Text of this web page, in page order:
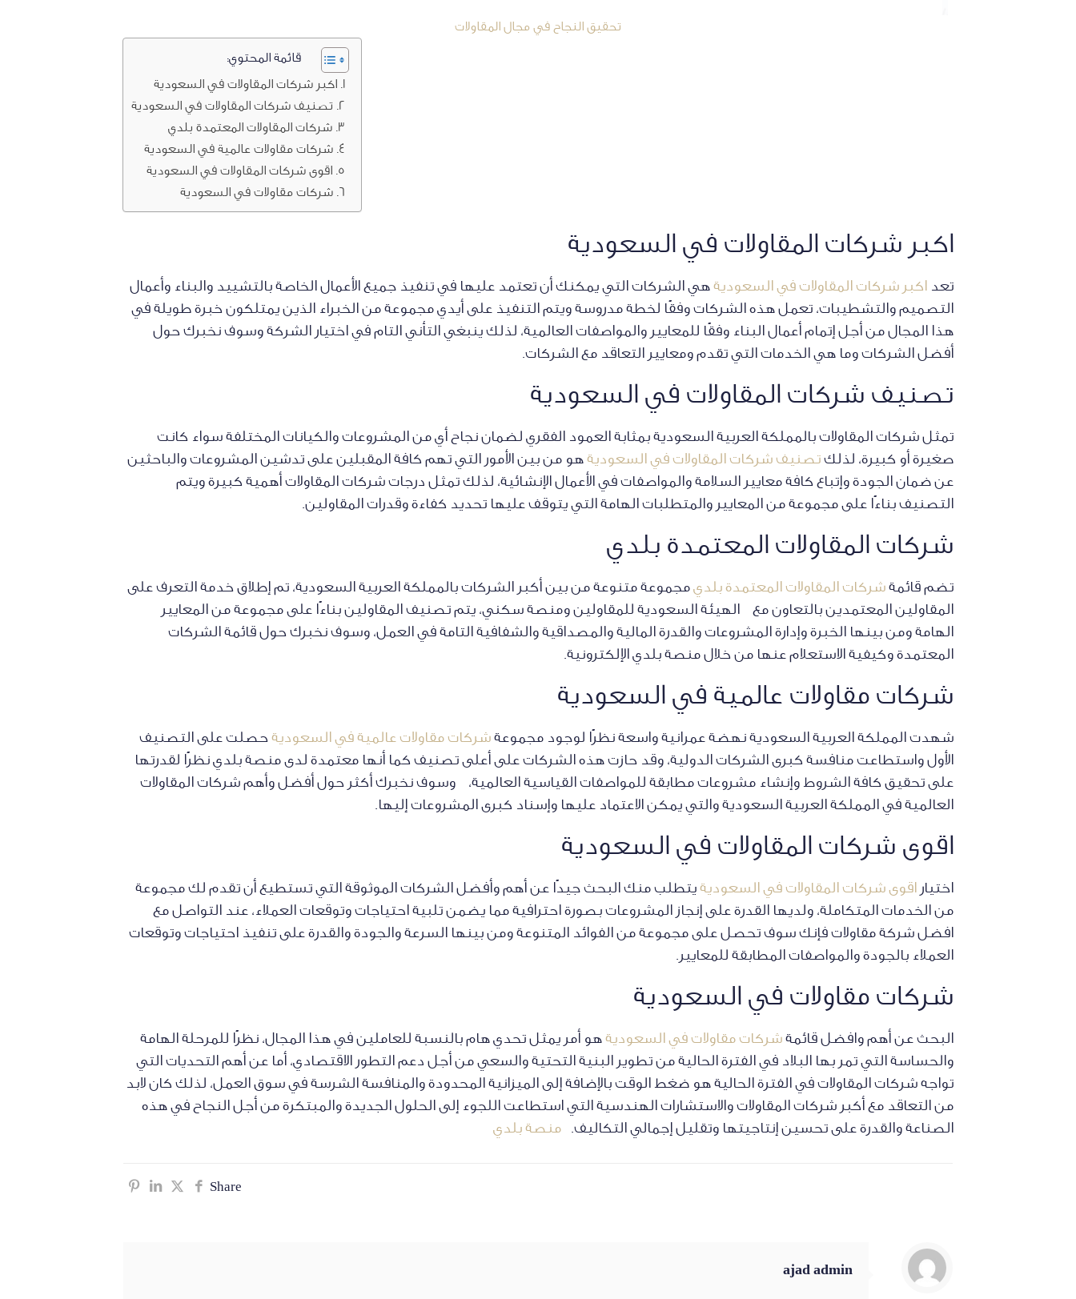
تحقيق النجاح في مجال المقاولات
قائمة المحتوي:
اكبر شركات المقاولات في السعودية
تصنيف شركات المقاولات في السعودية
شركات المقاولات المعتمدة بلدي
شركات مقاولات عالمية في السعودية
اقوى شركات المقاولات في السعودية
شركات مقاولات في السعودية
اكبر شركات المقاولات في السعودية
تعد اكبر شركات المقاولات في السعوديةهي الشركات التي يمكنك أن تعتمد عليها في تنفيذ جميع الأعمال الخاصة بالتشييد والبناء وأعمال
التصميم والتشطيبات، تعمل هذه الشركات وفقًا لخطة مدروسة ويتم التنفيذ على أيدي مجموعة من الخبراء الذين يمتلكون خبرة طويلة في
هذا المجال من أجل إتمام أعمال البناء وفقًا للمعايير والمواصفات العالمية، لذلك ينبغي التأني التام في اختيار الشركة وسوف نخبرك حول
أفضل الشركات وما هي الخدمات التي تقدم ومعايير التعاقد مع الشركات.
تصنيف شركات المقاولات في السعودية
تمثل شركات المقاولات بالمملكة العربية السعودية بمثابة العمود الفقري لضمان نجاح أي من المشروعات والكيانات المختلفة سواء كانت
صغيرة أو كبيرة، لذلكتصنيف شركات المقاولات في السعوديةهو من بين الأمور التي تهم كافة المقبلين على تدشين المشروعات والباحثين
عن ضمان الجودة وإتباع كافة معايير السلامة والمواصفات في الأعمال الإنشائية، لذلك تمثل درجات شركات المقاولات أهمية كبيرة ويتم
التصنيف بناءًا على مجموعة من المعايير والمتطلبات الهامة التي يتوقف عليها تحديد كفاءة وقدرات المقاولين.
شركات المقاولات المعتمدة بلدي
تضم قائمةشركات المقاولات المعتمدة بلديمجموعة متنوعة من بين أكبر الشركات بالمملكة العربية السعودية، تم إطلاق خدمة التعرف على
المقاولين المعتمدين بالتعاون مع الهيئة السعودية للمقاولين ومنصة سكني، يتم تصنيف المقاولين بناءًا على مجموعة من المعايير
الهامة ومن بينها الخبرة وإدارة المشروعات والقدرة المالية والمصداقية والشفافية التامة في العمل، وسوف نخبرك حول قائمة الشركات
المعتمدة وكيفية الاستعلام عنها من خلال منصة بلدي الإلكترونية.
شركات مقاولات عالمية في السعودية
شهدت المملكة العربية السعودية نهضة عمرانية واسعة نظرًا لوجود مجموعةشركات مقاولات عالمية في السعوديةحصلت على التصنيف
الأول واستطاعت منافسة كبرى الشركات الدولية، وقد حازت هذه الشركات على أعلى تصنيف كما أنها معتمدة لدى منصة بلدي نظرًا لقدرتها
على تحقيق كافة الشروط وإنشاء مشروعات مطابقة للمواصفات القياسية العالمية، وسوف نخبرك أكثر حول أفضل وأهم شركات المقاولات
العالمية في المملكة العربية السعودية والتي يمكن الاعتماد عليها وإسناد كبرى المشروعات إليها.
اقوى شركات المقاولات في السعودية
اختيار اقوى شركات المقاولات في السعوديةيتطلب منك البحث جيدًا عن أهم وأفضل الشركات الموثوقة التي تستطيع أن تقدم لك مجموعة
من الخدمات المتكاملة، ولديها القدرة على إنجاز المشروعات بصورة احترافية مما يضمن تلبية احتياجات وتوقعات العملاء، عند التواصل مع
افضل شركة مقاولات فإنك سوف تحصل على مجموعة من الفوائد المتنوعة ومن بينها السرعة والجودة والقدرة على تنفيذ احتياجات وتوقعات
العملاء بالجودة والمواصفات المطابقة للمعايير.
شركات مقاولات في السعودية
البحث عن أهم وافضل قائمةشركات مقاولات في السعوديةهو أمر يمثل تحدي هام بالنسبة للعاملين في هذا المجال، نظرًا للمرحلة الهامة
والحساسة التي تمر بها البلاد في الفترة الحالية من تطوير البنية التحتية والسعي من أجل دعم التطور الاقتصادي، أما عن أهم التحديات التي
تواجه شركات المقاولات في الفترة الحالية هو ضغط الوقت بالإضافة إلى الميزانية المحدودة والمنافسة الشرسة في سوق العمل، لذلك كان لابد
من التعاقد مع أكبر شركات المقاولات والاستشارات الهندسية التي استطاعت اللجوء إلى الحلول الجديدة والمبتكرة من أجل النجاح في هذه
الصناعة والقدرة على تحسين إنتاجيتها وتقليل إجمالي التكاليف. منصة بلدي
Share
ajad admin